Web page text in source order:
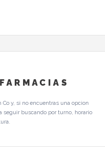
y, si no encuentras una opcion
seguir buscando por turno, horario